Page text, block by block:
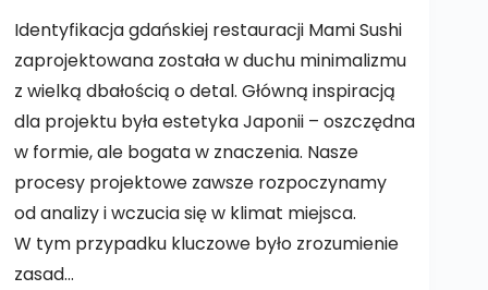
Identyfikacja gdańskiej restauracji Mami Sushi
zaprojektowana została w duchu minimalizmu
z wielką dbałością o detal. Główną inspiracją
dla projektu była estetyka Japonii – oszczędna
w formie, ale bogata w znaczenia. Nasze
procesy projektowe zawsze rozpoczynamy
od analizy i wczucia się w klimat miejsca.
W tym przypadku kluczowe było zrozumienie
zasad…